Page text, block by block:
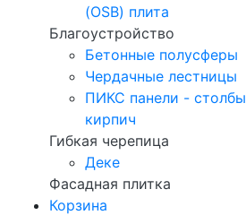
(OSB) плита
Благоустройство
Бетонные полусферы
Чердачные лестницы
ПИКС панели -
кирпич
Гибкая черепица
Деке
Фасадная плитка
Корзина